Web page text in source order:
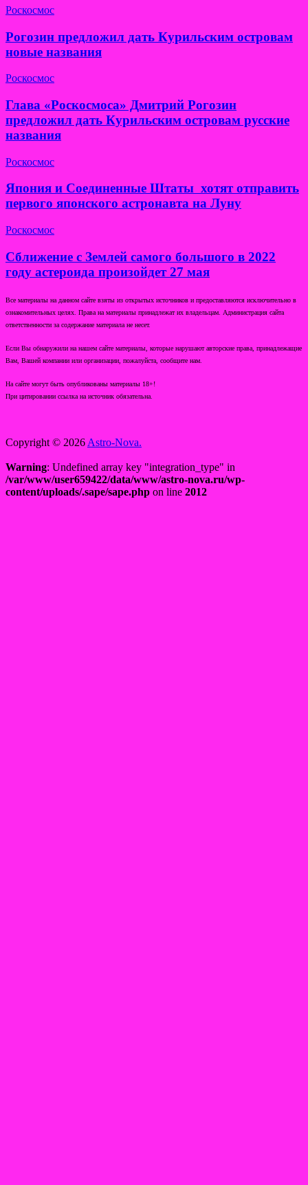
Роскосмос
Рогозин предложил дать Курильским островам
новые названия
Роскосмос
Глава «Роскосмоса» Дмитрий Рогозин
предложил дать Курильским островам русские
названия
Роскосмос
Япония и Соединенные Штаты хотят отправить
первого японского астронавта на Луну
Роскосмос
Сближение с Землей самого большого в 2022
году астероида произойдет 27 мая
Все материалы на данном сайте взяты из открытых источников и предоставляются исключительно в
ознакомительных целях. Права на материалы принадлежат их владельцам. Администрация сайта
ответственности за содержание материала не несет.
Если Вы обнаружили на нашем сайте материалы, которые нарушают авторские права, принадлежащие
Вам, Вашей компании или организации, пожалуйста, сообщите нам.
На сайте могут быть опубликованы материалы 18+!
При цитировании ссылка на источник обязательна.
Copyright © 2026 Astro-Nova.
Warning: Undefined array key "integration_type" in
/var/www/user659422/data/www/astro-nova.ru/wp-
content/uploads/.sape/sape.php on line 2012